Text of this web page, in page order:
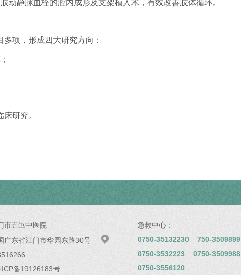
动静脉血栓的腔内成形及支架植入术，有效改善肢体循环。
项，形成四大研究方向：
研究。
市五邑中医院
广东省江门市华园东路30号 
ICP备19126183号
急救中心：
0750-35132230 750-3509899
0750-3532223 0750-3509988
0750-3556120